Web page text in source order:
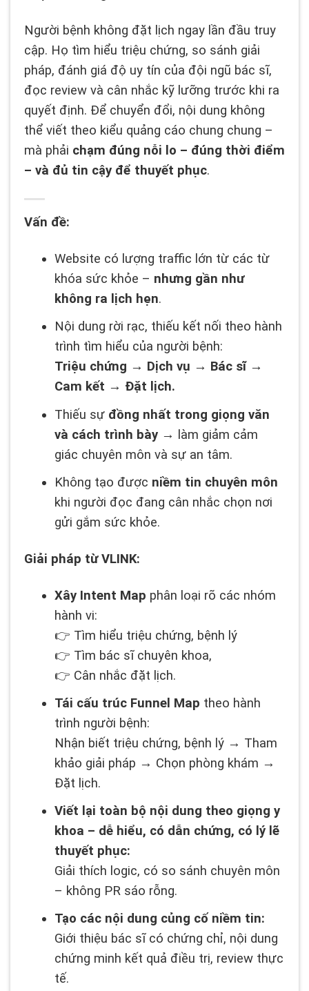
Người bệnh không đặt lịch ngay lần đầu truy
cập. Họ tìm hiểu triệu chứng, so sánh giải
pháp, đánh giá độ uy tín của đội ngũ bác sĩ,
đọc review và cân nhắc kỹ lưỡng trước khi ra
quyết định. Để chuyển đổi, nội dung không
thể viết theo kiểu quảng cáo chung chung –
mà phải chạm đúng nỗi lo – đúng thời điểm
– và đủ tin cậy để thuyết phục.
Vấn đề:
Website có lượng traffic lớn từ các từ
khóa sức khỏe – nhưng gần như
không ra lịch hẹn.
Nội dung rời rạc, thiếu kết nối theo hành
trình tìm hiểu của người bệnh:
Triệu chứng → Dịch vụ → Bác sĩ →
Cam kết → Đặt lịch.
Thiếu sự đồng nhất trong giọng văn
và cách trình bày → làm giảm cảm
giác chuyên môn và sự an tâm.
Không tạo được niềm tin chuyên môn
khi người đọc đang cân nhắc chọn nơi
gửi gắm sức khỏe.
Giải pháp từ VLINK:
Xây Intent Map phân loại rõ các nhóm
hành vi:
👉 Tìm hiểu triệu chứng, bệnh lý
👉 Tìm bác sĩ chuyên khoa,
👉 Cân nhắc đặt lịch.
Tái cấu trúc Funnel Map theo hành
trình người bệnh:
Nhận biết triệu chứng, bệnh lý → Tham
khảo giải pháp → Chọn phòng khám →
Đặt lịch.
Viết lại toàn bộ nội dung theo giọng y
khoa – dễ hiểu, có dẫn chứng, có lý lẽ
thuyết phục:
Giải thích logic, có so sánh chuyên môn
– không PR sáo rỗng.
Tạo các nội dung củng cố niềm tin:
Giới thiệu bác sĩ có chứng chỉ, nội dung
chứng minh kết quả điều trị, review thực
tế.